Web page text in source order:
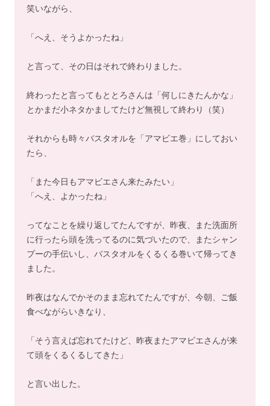
笑いながら、
「へえ、そうよかったね」
と言って、その日はそれで終わりました。
終わったと言ってもととろさんは「何しにきたんかな」
とかまだ小ネタかましてたけど無視して終わり（笑）
それからも時々バスタオルを「アマビエ巻」にしておい
たら、
「また今日もアマビエさん来たみたい」
「へえ、よかったね」
ってなことを繰り返してたんですが、昨夜、また洗面所
に行ったら頭を洗ってるのに気づいたので、またシャン
プーの手伝いし、バスタオルをくるくる巻いて帰ってき
ました。
昨夜はなんでかそのまま忘れてたんですが、今朝、ご飯
食べながらいきなり、
「そう言えば忘れてたけど、昨夜またアマビエさんが来
て頭をくるくるしてきた」
と言い出した。